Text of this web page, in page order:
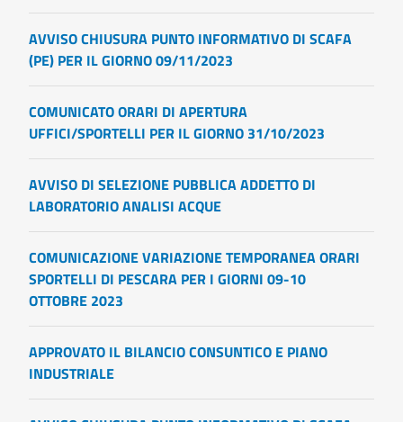
AVVISO CHIUSURA PUNTO INFORMATIVO DI SCAFA
(PE) PER IL GIORNO 09/11/2023
COMUNICATO ORARI DI APERTURA
UFFICI/SPORTELLI PER IL GIORNO 31/10/2023
AVVISO DI SELEZIONE PUBBLICA ADDETTO DI
LABORATORIO ANALISI ACQUE
COMUNICAZIONE VARIAZIONE TEMPORANEA ORARI
SPORTELLI DI PESCARA PER I GIORNI 09-10
OTTOBRE 2023
APPROVATO IL BILANCIO CONSUNTICO E PIANO
INDUSTRIALE